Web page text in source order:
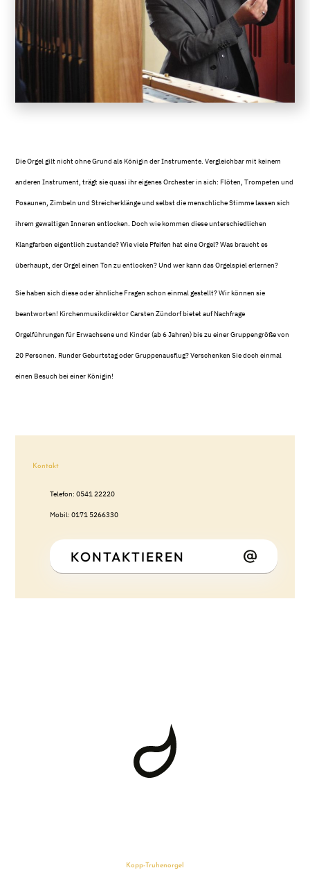
Die Orgel gilt nicht ohne Grund als Königin der Instrumente. Vergleichbar mit keinem
anderen Instrument, trägt sie quasi ihr eigenes Orchester in sich: Flöten, Trompeten und
Posaunen, Zimbeln und Streicherklänge und selbst die menschliche Stimme lassen sich
ihrem gewaltigen Inneren entlocken. Doch wie kommen diese unterschiedlichen
Klangfarben eigentlich zustande? Wie viele Pfeifen hat eine Orgel? Was braucht es
überhaupt, der Orgel einen Ton zu entlocken? Und wer kann das Orgelspiel erlernen?
Sie haben sich diese oder ähnliche Fragen schon einmal gestellt? Wir können sie
beantworten! Kirchenmusikdirektor Carsten Zündorf bietet auf Nachfrage
Orgelführungen für Erwachsene und Kinder (ab 6 Jahren) bis zu einer Gruppengröße von
20 Personen. Runder Geburtstag oder Gruppenausflug? Verschenken Sie doch einmal
einen Besuch bei einer Königin!
Kontakt
Telefon: 0541 22220
Mobil: 0171 5266330
KONTAKTIEREN
Kopp-Truhenorgel